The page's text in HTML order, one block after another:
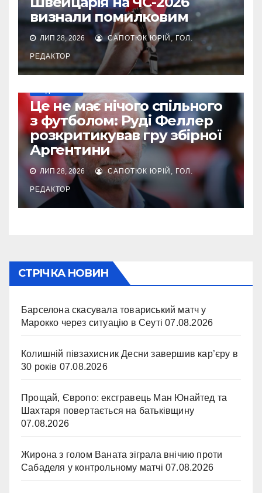
визнали помилковим
ЛИП 28, 2026 САПОТЮК ЮРІЙ, ГОЛ.
РЕДАКТОР
Це не має нічого спільного
з футболом: Руді Феллер
розкритикував гру збірної
Аргентини
ЛИП 28, 2026 САПОТЮК ЮРІЙ, ГОЛ.
РЕДАКТОР
СТРІЧКА НОВИН
Барселона скасувала товариський матч у
Марокко через ситуацію в Сеуті 07.08.2026
Колишній півзахисник Десни завершив кар’єру в
30 років 07.08.2026
Прощай, Європо: ексгравець Ман Юнайтед та
Шахтаря повертається на батьківщину
07.08.2026
Жирона з голом Ваната зіграла внічию проти
Сабаделя у контрольному матчі 07.08.2026